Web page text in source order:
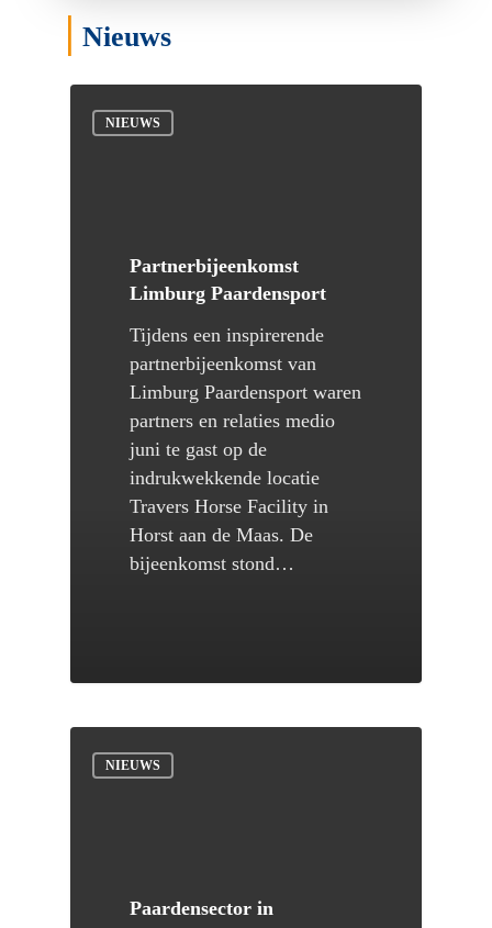
| Nieuws
NIEUWS
Partnerbijeenkomst
Limburg Paardensport
Tijdens een inspirerende
partnerbijeenkomst van
Limburg Paardensport waren
partners en relaties medio
juni te gast op de
indrukwekkende locatie
Travers Horse Facility in
Horst aan de Maas. De
bijeenkomst stond…
NIEUWS
Paardensector in